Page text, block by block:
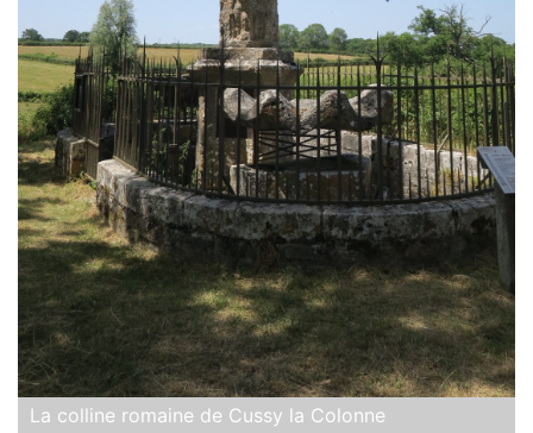
La colline romaine de Cussy la Colonne